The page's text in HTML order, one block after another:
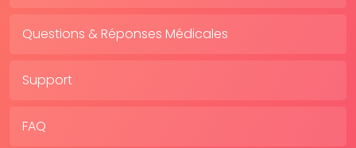
Questions & Réponses Médicales
Support
FAQ